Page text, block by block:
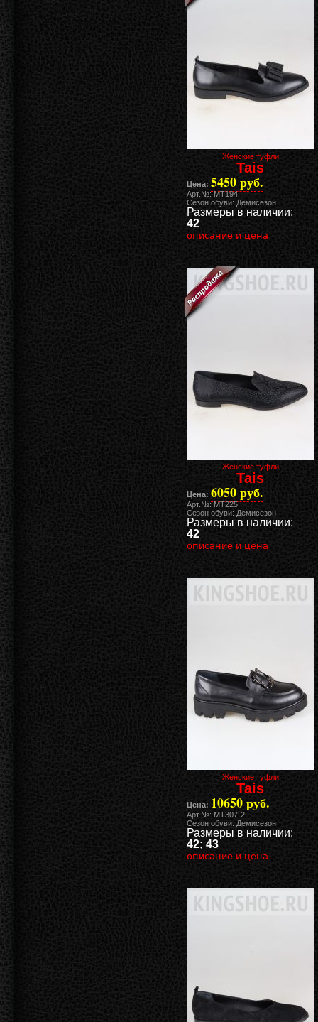
Женские туфли
Tais
Цена: 5450 руб.
Арт.№: MT194
Сезон обуви: Демисезон
Размеры в наличии:
42
описание и цена
Женские туфли
Tais
Цена: 6050 руб.
Арт.№: MT225
Сезон обуви: Демисезон
Размеры в наличии:
42
описание и цена
Женские туфли
Tais
Цена: 10650 руб.
Арт.№: MT307-2
Сезон обуви: Демисезон
Размеры в наличии:
42; 43
описание и цена